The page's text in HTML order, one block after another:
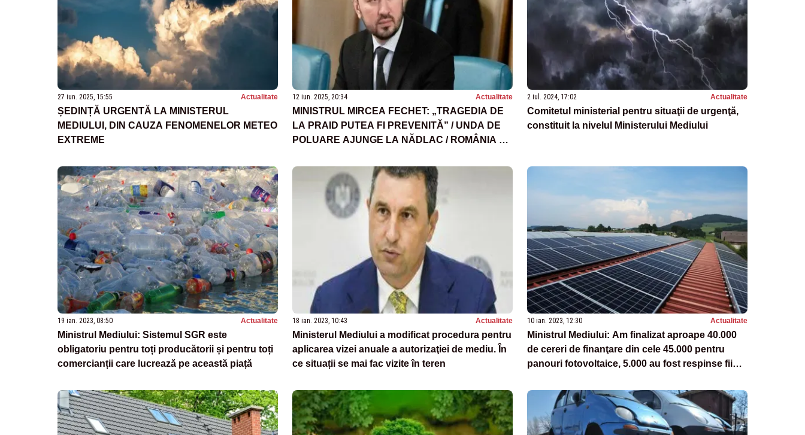
27 iun. 2025, 15:55 Actualitate
ȘEDINȚĂ URGENTĂ LA MINISTERUL
MEDIULUI, DIN CAUZA FENOMENELOR METEO
EXTREME
12 iun. 2025, 20:34 Actualitate
MINISTRUL MIRCEA FECHET: „TRAGEDIA DE
LA PRAID PUTEA FI PREVENITĂ” / UNDA DE
POLUARE AJUNGE LA NĂDLAC / ROMÂNIA VA
2 iul. 2024, 17:02 Actualitate
Comitetul ministerial pentru situaţii de urgenţă,
constituit la nivelul Ministerului Mediului
19 ian. 2023, 08:50 Actualitate
Ministrul Mediului: Sistemul SGR este
obligatoriu pentru toți producătorii și pentru toți
comercianții care lucrează pe această piață
18 ian. 2023, 10:43 Actualitate
Ministerul Mediului a modificat procedura pentru
aplicarea vizei anuale a autorizaţiei de mediu. În
ce situații se mai fac vizite în teren
10 ian. 2023, 12:30 Actualitate
Ministrul Mediului: Am finalizat aproape 40.000
de cereri de finanţare din cele 45.000 pentru
panouri fotovoltaice, 5.000 au fost respinse fiind